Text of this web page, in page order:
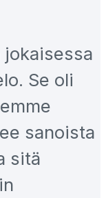
Se oli
sanoista
sitä